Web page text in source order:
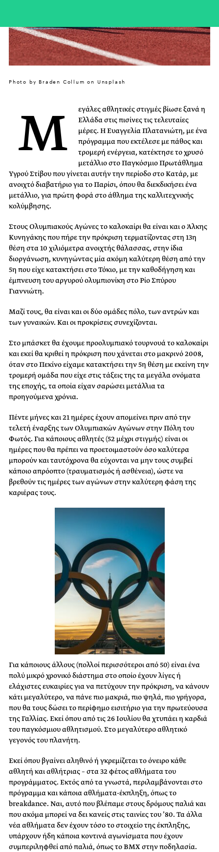
Photo by Braden Collum on Unsplash
Μ
εγάλες αθλητικές στιγμές βίωσε ξανά η
Ελλάδα στις πισίνες τις τελευταίες
μέρες. Η Ευαγγελία Πλατανιώτη, με ένα
πρόγραμμα που εκτέλεσε με πάθος και
τρομερή ενέργεια, κατέκτησε το χρυσό
μετάλλιο στο Παγκόσμιο Πρωτάθλημα
Υγρού Στίβου που γίνεται αυτήν την περίοδο στο Κατάρ, με
ανοιχτό διαβατήριο για το Παρίσι, όπου θα διεκδικήσει ένα
μετάλλιο, για πρώτη φορά στο άθλημα της καλλιτεχνικής
κολύμβησης.
Στους Ολυμπιακούς Αγώνες το καλοκαίρι θα είναι και ο Άλκης
Κυνηγάκης που πήρε την πρόκριση τερματίζοντας στη 13η
θέση στα 10 χιλιόμετρα ανοιχτής θάλασσας, στην ίδια
διοργάνωση, κυνηγώντας μία ακόμη καλύτερη θέση από την
5η που είχε κατακτήσει στο Τόκιο, με την καθοδήγηση και
έμπνευση του αργυρού ολυμπιονίκη στο Ρίο Σπύρου
Γιαννιώτη.
Μαζί τους, θα είναι και οι δύο ομάδες πόλο, των αντρών και
των γυναικών. Και οι προκρίσεις συνεχίζονται.
Στο μπάσκετ θα έχουμε προολυμπιακό τουρνουά το καλοκαίρι
και εκεί θα κριθεί η πρόκριση που χάνεται στο μακρινό 2008,
όταν στο Πεκίνο είχαμε κατακτήσει την 5η θέση με εκείνη την
τρομερή ομάδα που είχε στις τάξεις της τα μεγάλα ονόματα
της εποχής, τα οποία είχαν σαρώσει μετάλλια τα
προηγούμενα χρόνια.
Πέντε μήνες και 21 ημέρες έχουν απομείνει πριν από την
τελετή έναρξης των Ολυμπιακών Αγώνων στην Πόλη του
Φωτός. Για κάποιους αθλητές (52 μέχρι στιγμής) είναι οι
ημέρες που θα πρέπει να προετοιμαστούν όσο καλύτερα
μπορούν και ταυτόχρονα θα εύχονται να μην τους συμβεί
κάποιο απρόοπτο (τραυματισμός ή ασθένεια), ώστε να
βρεθούν τις ημέρες των αγώνων στην καλύτερη φάση της
καριέρας τους.
Για κάποιους άλλους (πολλοί περισσότεροι από 50) είναι ένα
πολύ μικρό χρονικό διάστημα στο οποίο έχουν λίγες ή
ελάχιστες ευκαιρίες για να πετύχουν την πρόκριση, να κάνουν
κάτι μεγαλύτερο, να πάνε πιο μακριά, πιο ψηλά, πιο γρήγορα,
που θα τους δώσει το περίφημο εισιτήριο για την πρωτεύουσα
της Γαλλίας. Εκεί όπου από τις 26 Ιουλίου θα χτυπάει η καρδιά
του παγκόσμιου αθλητισμού. Στο μεγαλύτερο αθλητικό
γεγονός του πλανήτη.
Εκεί όπου βγαίνει αληθινό ή γκρεμίζεται το όνειρο κάθε
αθλητή και αθλήτριας – στα 32 φέτος αθλήματα του
προγράμματος. Εκτός από τα γνωστά, περιλαμβάνονται στο
πρόγραμμα και κάποια αθλήματα-έκπληξη, όπως το
breakdance. Ναι, αυτό που βλέπαμε στους δρόμους παλιά και
που ακόμα μπορεί να δει κανείς στις ταινίες του ’80. Τα άλλα
νέα αθλήματα δεν έχουν τόσο το στοιχείο της έκπληξης,
υπάρχουν ήδη κάποια κοντινά αγωνίσματα που έχουν
συμπεριληφθεί από παλιά, όπως το BMX στην ποδηλασία.